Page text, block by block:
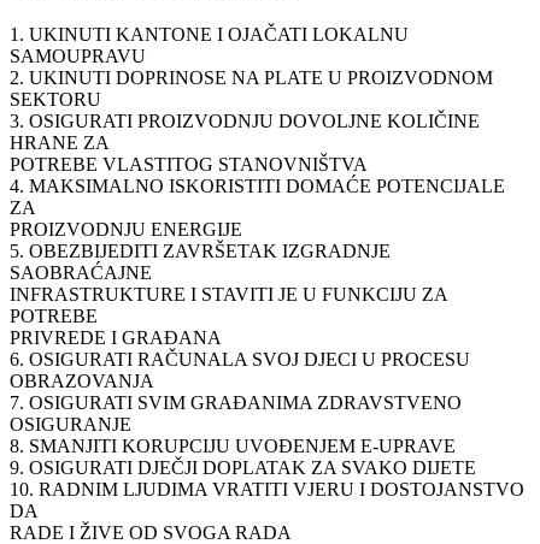
1. UKINUTI KANTONE I OJAČATI LOKALNU
SAMOUPRAVU
2. UKINUTI DOPRINOSE NA PLATE U PROIZVODNOM
SEKTORU
3. OSIGURATI PROIZVODNJU DOVOLJNE KOLIČINE
HRANE ZA
POTREBE VLASTITOG STANOVNIŠTVA
4. MAKSIMALNO ISKORISTITI DOMAĆE POTENCIJALE
ZA
PROIZVODNJU ENERGIJE
5. OBEZBIJEDITI ZAVRŠETAK IZGRADNJE
SAOBRAĆAJNE
INFRASTRUKTURE I STAVITI JE U FUNKCIJU ZA
POTREBE
PRIVREDE I GRAĐANA
6. OSIGURATI RAČUNALA SVOJ DJECI U PROCESU
OBRAZOVANJA
7. OSIGURATI SVIM GRAĐANIMA ZDRAVSTVENO
OSIGURANJE
8. SMANJITI KORUPCIJU UVOĐENJEM E-UPRAVE
9. OSIGURATI DJEČJI DOPLATAK ZA SVAKO DIJETE
10. RADNIM LJUDIMA VRATITI VJERU I DOSTOJANSTVO
DA
RADE I ŽIVE OD SVOGA RADA